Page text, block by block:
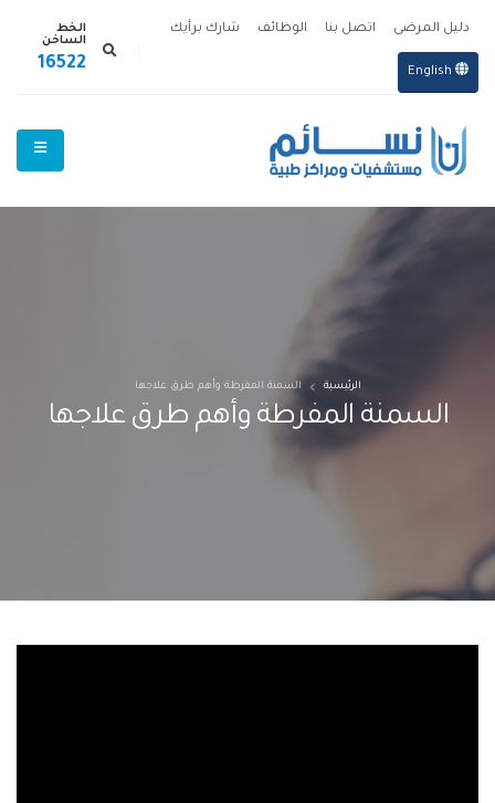
دليل المرضى اتصل بنا الوظائف شارك برأيك
الخط
الساخن
16522
السمنة المفرطة وأهم طرق علاجها
الرئيسية السمنة المفرطة وأهم طرق علاجها